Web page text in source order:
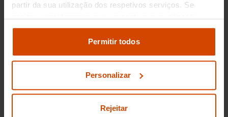
partir da sua utilização dos respetivos serviços. Se
aceitar, consideramos que consente a sua utilização.
Pode modificar as suas opções de consentimento e
definições de cookies
definições e saber mais na nossapolítica de
Permitir todos
Personalizar
Rejeitar
22.490 €
127.826 km